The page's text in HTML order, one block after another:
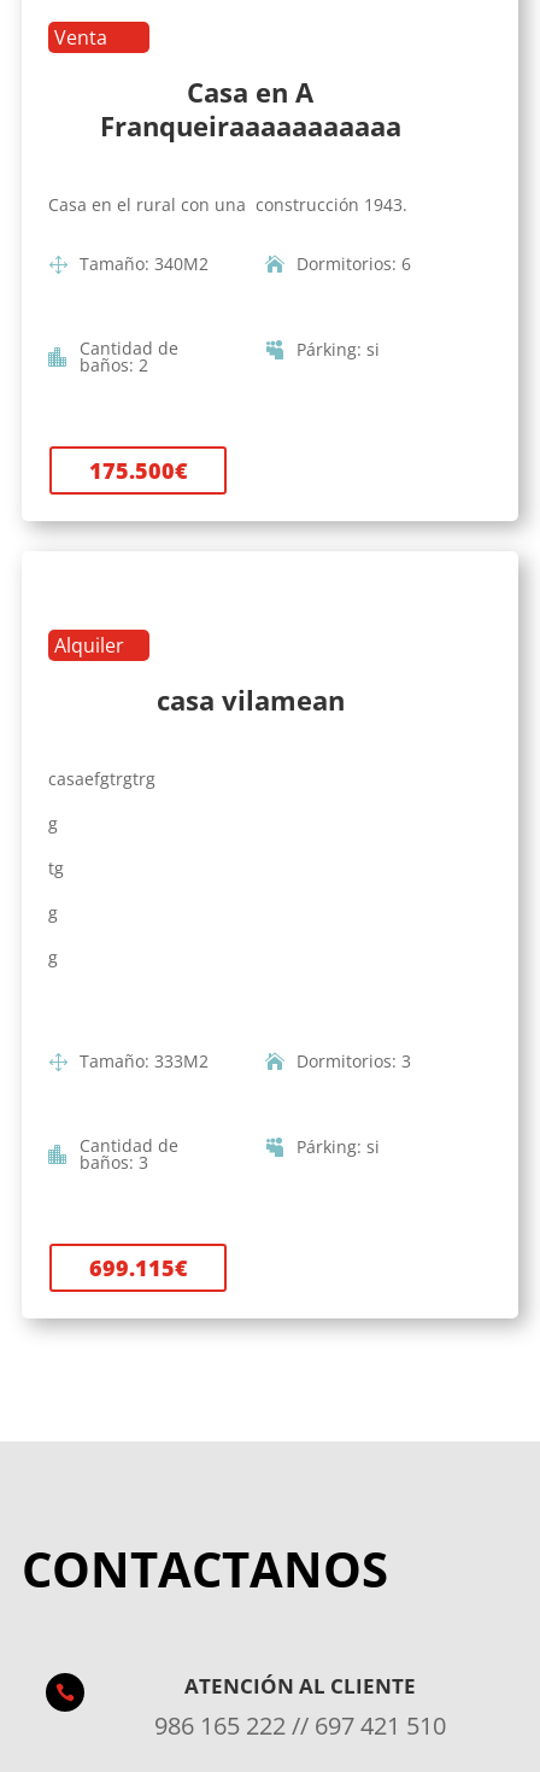
Venta
Casa en A
Franqueiraaaaaaaaaaa
Casa en el rural con una construcción 1943.
Tamaño: 340M2 Dormitorios: 6
Cantidad de
baños: 2
Párking: si
175.500€
Alquiler
casa vilamean
casaefgtrgtrg
g
tg
g
g
Tamaño: 333M2 Dormitorios: 3
Cantidad de
baños: 3
Párking: si
699.115€
CONTACTANOS
 ATENCIÓN AL CLIENTE
986 165 222 // 697 421 510